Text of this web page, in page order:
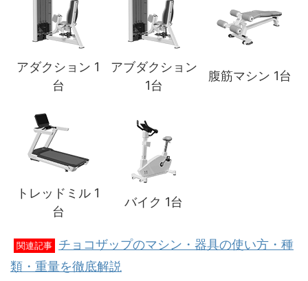
アダクション 1
台
アブダクション
1台
腹筋マシン 1台
トレッドミル 1
台
バイク 1台
関連記事
チョコザップのマシン・器具の使い方・種
類・重量を徹底解説